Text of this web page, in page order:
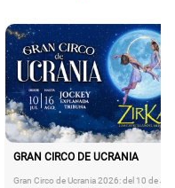
GRAN CIRCO DE UCRANIA
Gran Circo de Ucrania 2026: del 10 de